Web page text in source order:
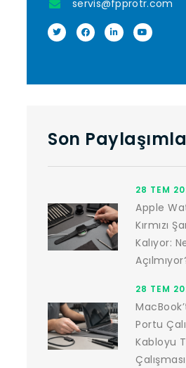
servis@fpprotr.com
Son
28 TEM
Apple
Kırmızı
Kalıyor:
28 TEM
Portu
Kabloyu